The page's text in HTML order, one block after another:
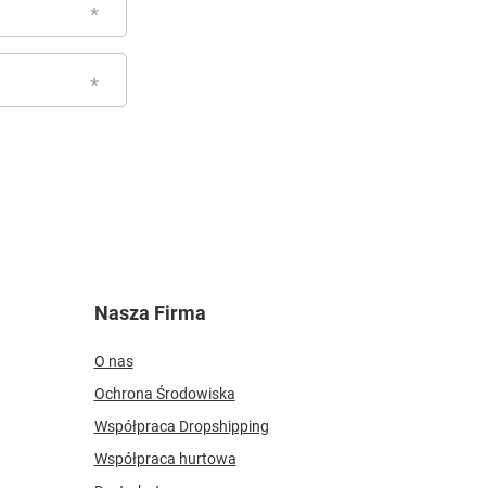
Nasza Firma
O nas
Ochrona Środowiska
Współpraca Dropshipping
Współpraca hurtowa